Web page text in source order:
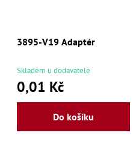
3895-V19 Adaptér
Skladem u dodavatele
0,01 Kč
Do košíku